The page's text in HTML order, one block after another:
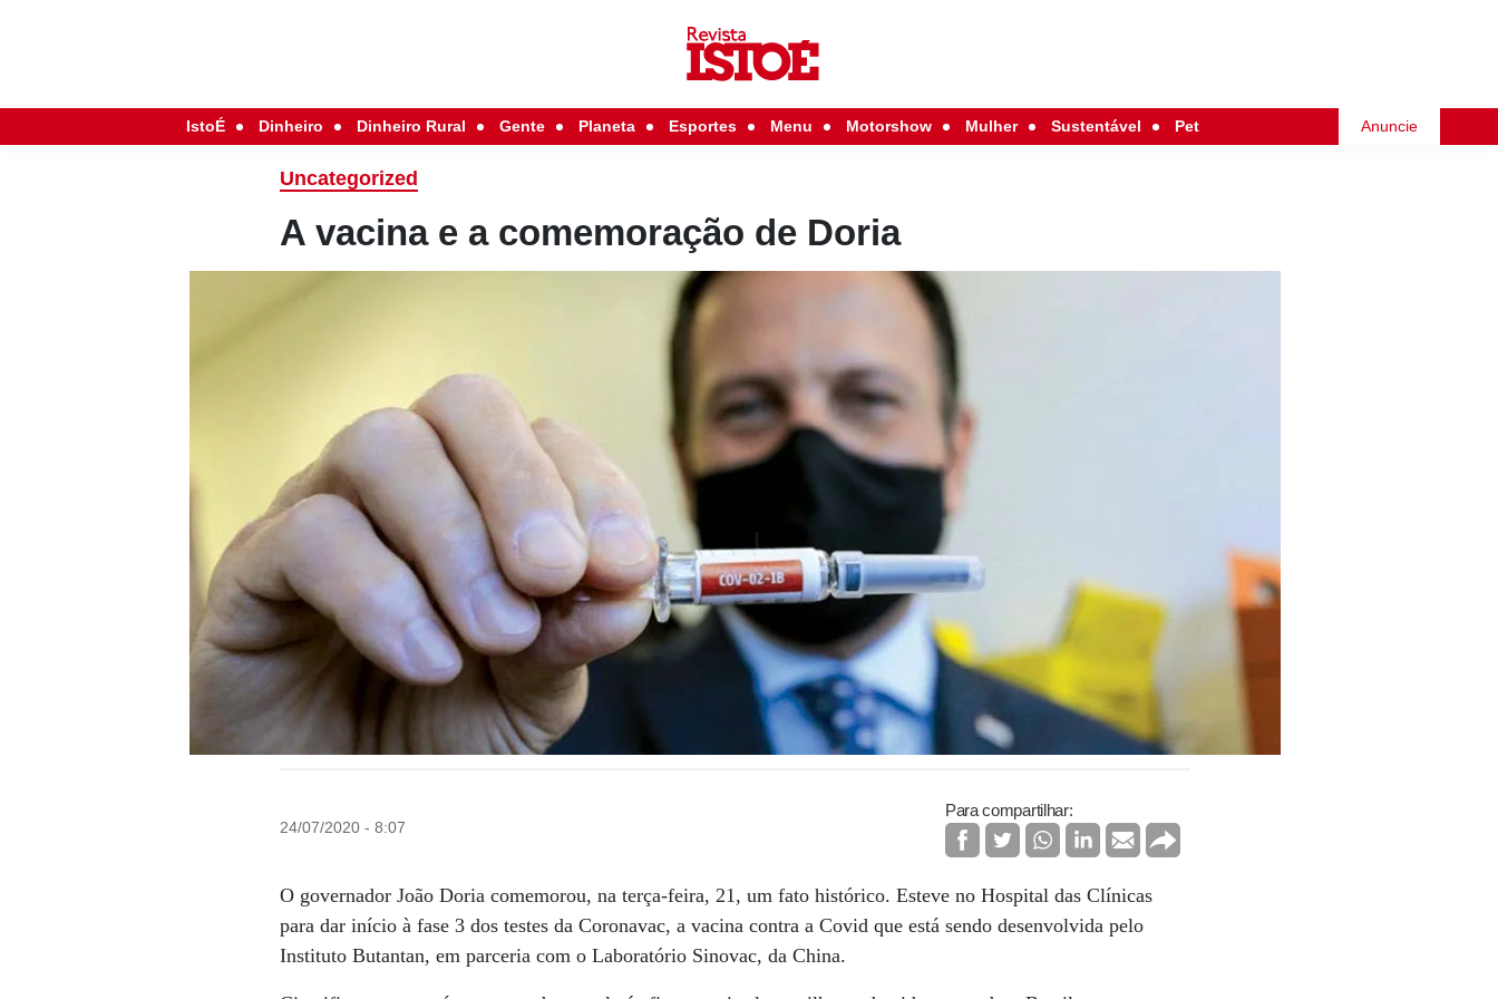
IstoÉ Dinheiro Dinheiro Rural Gente Planeta Esportes Menu Motorshow Mulher Sustentável Pet Anuncie
Uncategorized
A vacina e a comemoração de Doria
24/07/2020 - 8:07
Para compartilhar:
O governador João Doria comemorou, na terça-feira, 21, um fato histórico. Esteve no Hospital das Clínicas
para dar início à fase 3 dos testes da Coronavac, a vacina contra a Covid que está sendo desenvolvida pelo
Instituto Butantan, em parceria com o Laboratório Sinovac, da China.